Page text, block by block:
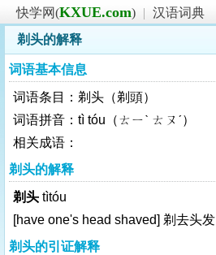
快学网(KXUE.com) | 汉语词典
剃头的解释
词语基本信息
词语条目：剃头（剃頭）
词语拼音：tì tóu（ㄊㄧˋ ㄊㄡˊ）
相关成语：
剃头的解释
剃头 tìtóu
[have one's head shaved] 剃去头发
剃头的引证解释